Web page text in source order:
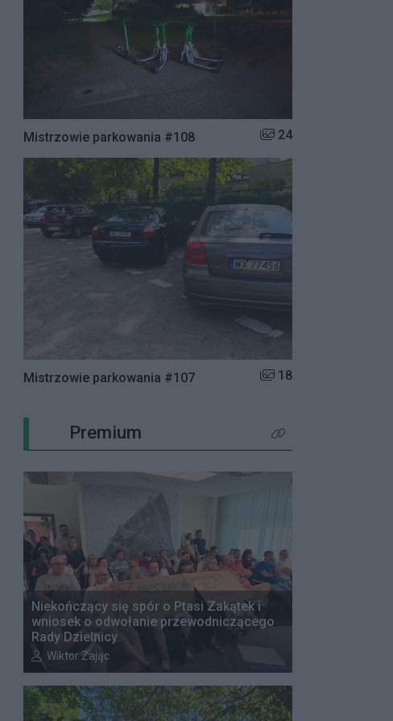
Mistrzowie parkowania #108 Liczba zdjęć w galerii:
24
Mistrzowie parkowania #107 Liczba zdjęć w galerii:
18
Premium Kliknij aby zobaczyć
Niekończący się spór o Ptasi Zakątek i
wniosek o odwołanie przewodniczącego
Rady Dzielnicy
Autor artykułu:
Wiktor Zając